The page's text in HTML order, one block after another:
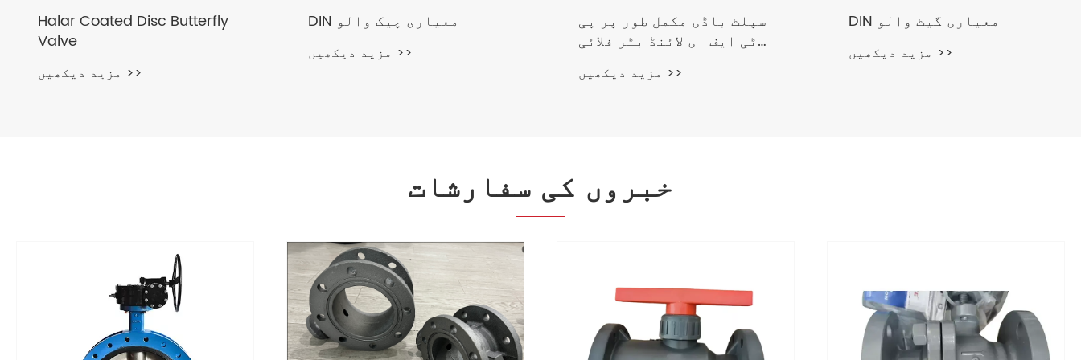
Halar Coated Disc Butterfly
Valve
مزید دیکھیں >>
DIN معیاری چیک والو
مزید دیکھیں >>
سپلٹ باڈی مکمل طور پر پی
ٹی ایف ای لائنڈ بٹر فلائی
مزید دیکھیں >>
DIN معیاری گیٹ والو
مزید دیکھیں >>
خبروں کی سفارشات